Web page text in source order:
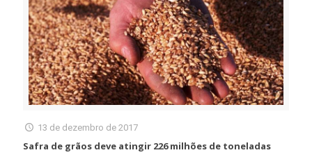
13 de dezembro de 2017
Safra de grãos deve atingir 226 milhões de toneladas